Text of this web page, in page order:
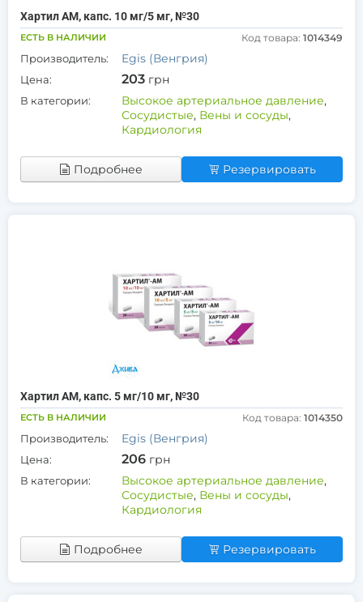
Хартил АМ, капс. 10 мг/5 мг, №30
ЕСТЬ В НАЛИЧИИ Код товара: 1014349
Производитель: Egis (Венгрия)
Цена: 203 грн
В категории: Высокое артериальное давление,
Сосудистые, Вены и сосуды,
Кардиология
Подробнее Резервировать
Хартил АМ, капс. 5 мг/10 мг, №30
ЕСТЬ В НАЛИЧИИ Код товара: 1014350
Производитель: Egis (Венгрия)
Цена: 206 грн
В категории: Высокое артериальное давление,
Сосудистые, Вены и сосуды,
Кардиология
Подробнее Резервировать